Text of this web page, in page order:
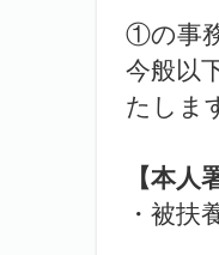
①の事
今般以
たしま
【本人
・被扶